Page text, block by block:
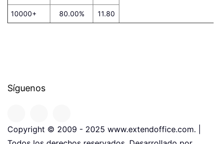
10000+ 80.00% 11.80
Síguenos
Copyright © 2009 - 2025 www.extendoffice.com. |